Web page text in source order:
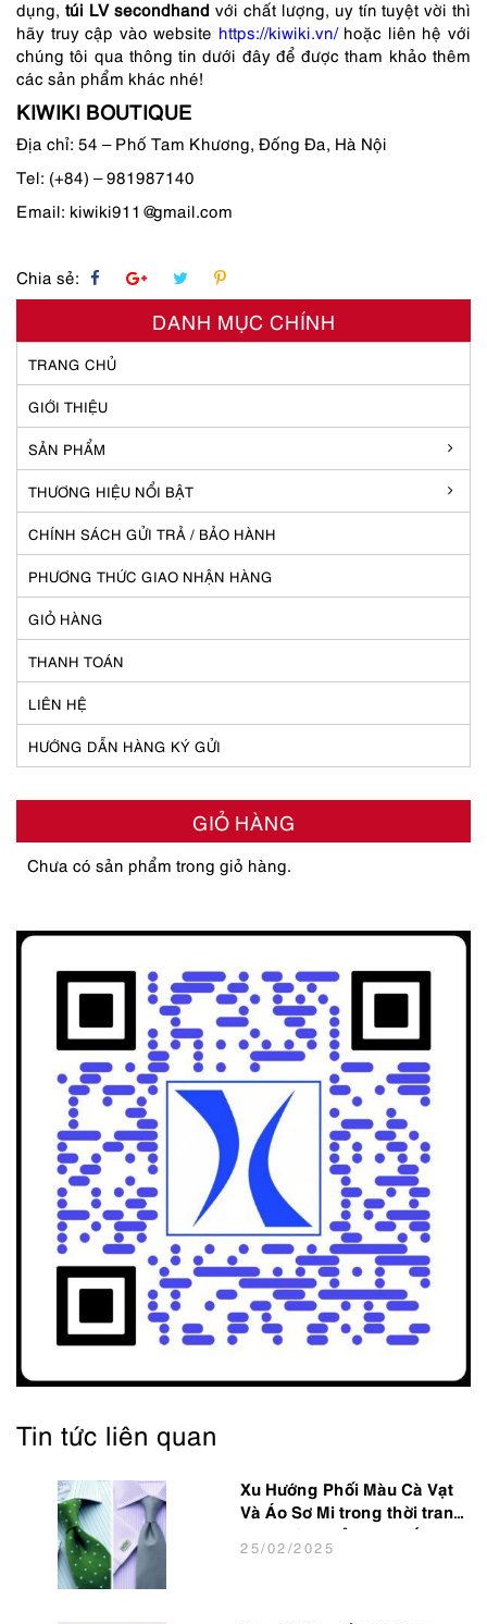
dụng, túi LV secondhand với chất lượng, uy tín tuyệt vời thì
hãy truy cập vào website https://kiwiki.vn/hoặc liên hệ với
chúng tôi qua thông tin dưới đây để được tham khảo thêm
các sản phẩm khác nhé!
KIWIKI BOUTIQUE
Địa chỉ: 54 – Phố Tam Khương, Đống Đa, Hà Nội
Tel: (+84) – 981987140
Email: kiwiki911@gmail.com
Chia sẻ:
DANH MỤC CHÍNH
TRANG CHỦ
GIỚI THIỆU
SẢN PHẨM
THƯƠNG HIỆU NỔI BẬT
CHÍNH SÁCH GỬI TRẢ / BẢO HÀNH
PHƯƠNG THỨC GIAO NHẬN HÀNG
GIỎ HÀNG
THANH TOÁN
LIÊN HỆ
HƯỚNG DẪN HÀNG KÝ GỬI
GIỎ HÀNG
Chưa có sản phẩm trong giỏ hàng.
Tin tức liên quan
Xu Hướng Phối Màu Cà Vạt
Và Áo Sơ Mi trong thời trang
25/02/2025